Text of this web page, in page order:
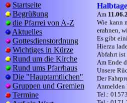
Startseite
Begrüßung
die Pfarrei von A-Z
Aktuelles
Gottesdienstordnung
Wichtiges in Kürze
Rund um die Kirche
Rund ums Pfarrhaus
Die "Hauptamtlichen"
Gruppen und Gremien
Termine
Am
Wie kann
erahnen,
Es gibt
Hierzu
Abfahrt ist
Am Ende
Unsere
Der
Anmelden
Tel.: